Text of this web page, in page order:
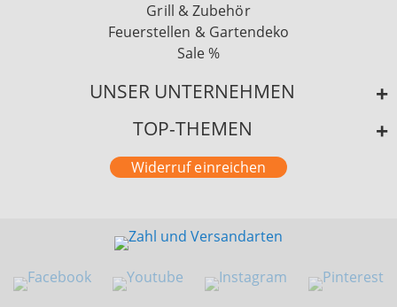
Grill & Zubehör
Feuerstellen & Gartendeko
Sale %
UNSER UNTERNEHMEN
TOP-THEMEN
Widerruf einreichen